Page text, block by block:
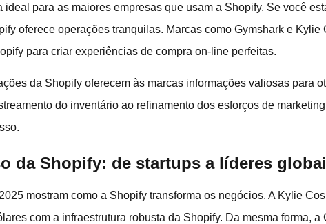
para as maiores empresas que usam a Shopify. Se você
oferece operações tranquilas. Marcas como Gymshark e Kylie
para criar experiências de compra on-line perfeitas.
da Shopify oferecem às marcas informações valiosas para
do inventário ao refinamento dos esforços de
da Shopify: de startups a líderes
mostram como a Shopify transforma os negócios. A Kylie
com a infraestrutura robusta da Shopify. Da mesma forma, a